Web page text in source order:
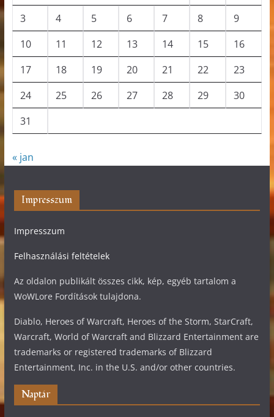
3
4 5 6 7 8
9
10
11 12 13 14 15
16
17
18 19 20 21 22
23
24
25 26 27 28 29
30
31
« jan
Impresszum
Impresszum
Felhasználási feltételek
Az oldalon publikált összes cikk, kép, egyéb tartalom a
WoWLore Fordítások tulajdona.
Diablo, Heroes of Warcraft, Heroes of the Storm, StarCraft,
Warcraft, World of Warcraft and Blizzard Entertainment are
trademarks or registered trademarks of Blizzard
Entertainment, Inc. in the U.S. and/or other countries.
Naptár